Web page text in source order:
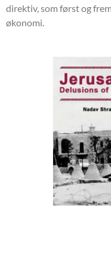
direktiv, som først og
økonomi.